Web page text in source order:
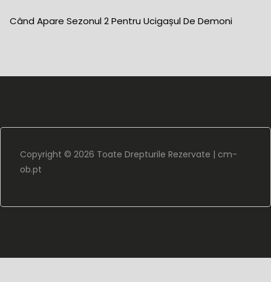
Când Apare Sezonul 2 Pentru Ucigașul De Demoni
Copyright © 2026 Toate Drepturile Rezervate | cm-
ob.pt